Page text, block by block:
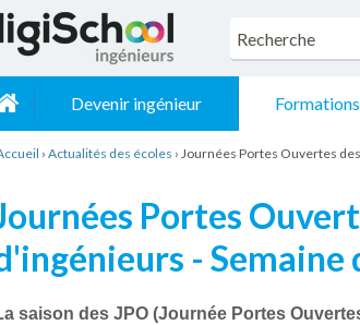
Devenir ingénieur Formations
›Actualités des écoles ›Journées Portes Ouvertes
Portes
- Semaine
saison des JPO (Journée Portes